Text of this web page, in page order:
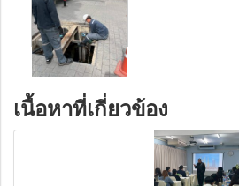
เนื้อหาที่เกี่ยวข้อง